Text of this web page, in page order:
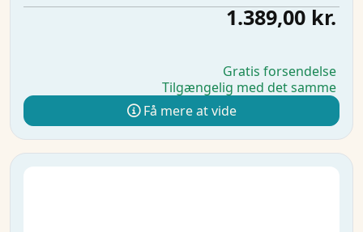
1.389,00 kr.
Gratis forsendelse
Tilgængelig med det samme
Få mere at vide